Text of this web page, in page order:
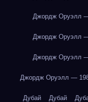
Джордж Оруэлл
Джордж Оруэлл
Джордж Оруэлл
Джордж Оруэлл —
Дубай Дубай